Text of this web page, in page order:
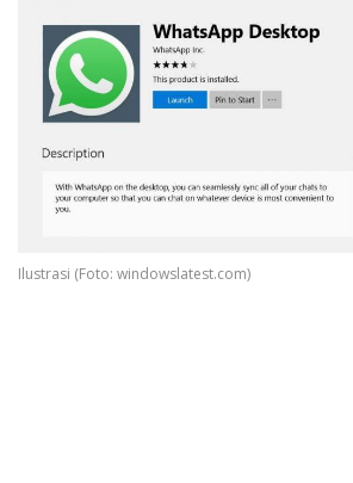
Ilustrasi (Foto: windowslatest.com)